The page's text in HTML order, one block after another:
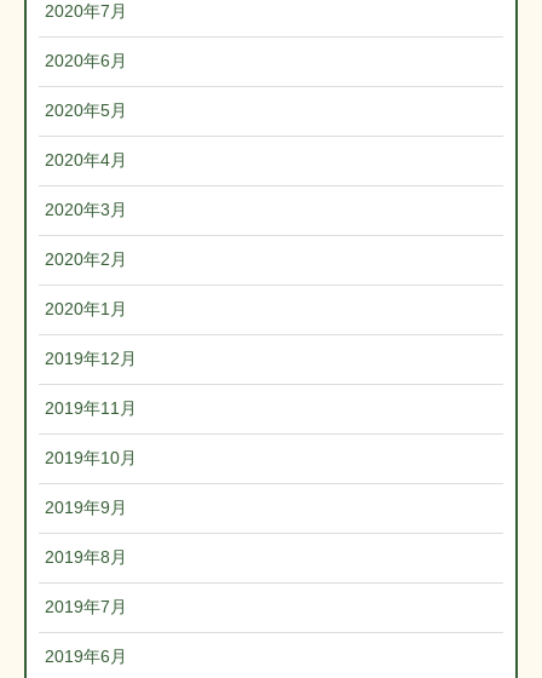
2020年7月
2020年6月
2020年5月
2020年4月
2020年3月
2020年2月
2020年1月
2019年12月
2019年11月
2019年10月
2019年9月
2019年8月
2019年7月
2019年6月